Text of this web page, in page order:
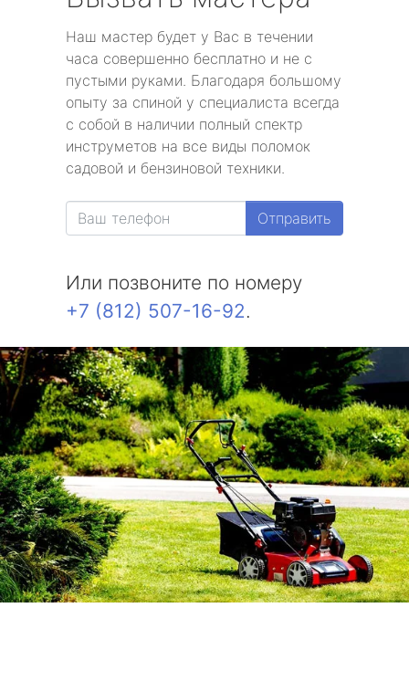
Наш мастер будет у Вас в течении
часа совершенно бесплатно и не с
пустыми руками. Благодаря большому
опыту за спиной у специалиста всегда
с собой в наличии полный спектр
инструметов на все виды поломок
садовой и бензиновой техники.
Отправить
Или позвоните по номеру
+7 (812) 507-16-92.